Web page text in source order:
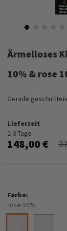
Anfang
der
springen
Ärmelloses
10% & rose
Gerade
Lieferzeit
2-3 Tage
148,00 €
Farbe
rose 10%